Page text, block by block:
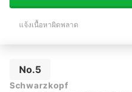
แจ้งเนื้อหาผิดพลาด
No.5
Schwarzkopf